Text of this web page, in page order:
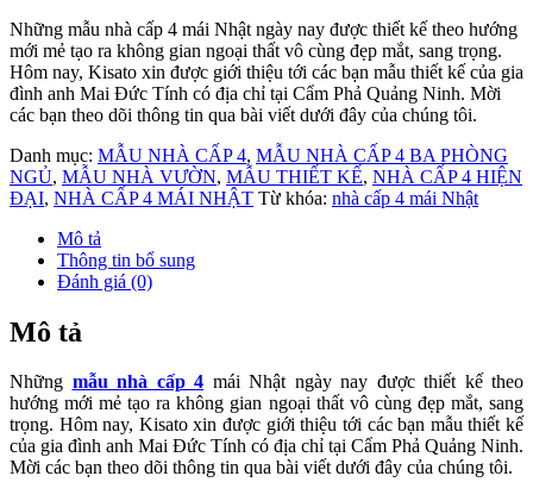
Những mẫu nhà cấp 4 mái Nhật ngày nay được thiết kế theo hướng
mới mẻ tạo ra không gian ngoại thất vô cùng đẹp mắt, sang trọng.
Hôm nay, Kisato xin được giới thiệu tới các bạn mẫu thiết kế của gia
đình anh Mai Đức Tính có địa chỉ tại Cẩm Phả Quảng Ninh. Mời
các bạn theo dõi thông tin qua bài viết dưới đây của chúng tôi.
Danh mục: MẪU NHÀ CẤP 4, MẪU NHÀ CẤP 4 BA PHÒNG
NGỦ, MẪU NHÀ VƯỜN, MẪU THIẾT KẾ, NHÀ CẤP 4 HIỆN
ĐẠI, NHÀ CẤP 4 MÁI NHẬT Từ khóa: nhà cấp 4 mái Nhật
Mô tả
Thông tin bổ sung
Đánh giá (0)
Mô tả
Những mẫu nhà cấp 4 mái Nhật ngày nay được thiết kế theo
hướng mới mẻ tạo ra không gian ngoại thất vô cùng đẹp mắt, sang
trọng. Hôm nay, Kisato xin được giới thiệu tới các bạn mẫu thiết kế
của gia đình anh Mai Đức Tính có địa chỉ tại Cẩm Phả Quảng Ninh.
Mời các bạn theo dõi thông tin qua bài viết dưới đây của chúng tôi.